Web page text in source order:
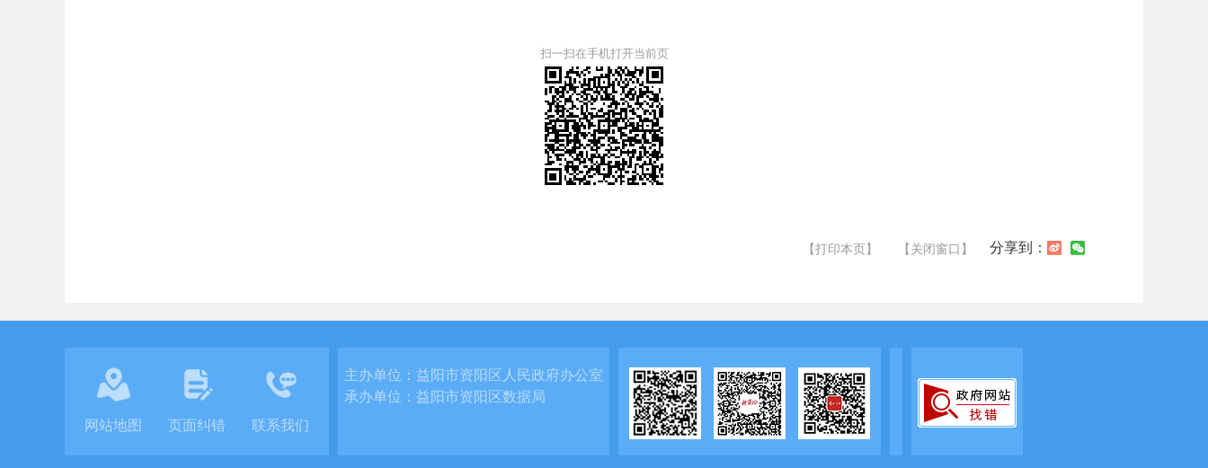
扫一扫在手机打开当前页
【打印本页】 【关闭窗口】 分享到：
网站地图 页面纠错 联系我们
主办单位：益阳市资阳区人民政府办公室
承办单位：益阳市资阳区数据局